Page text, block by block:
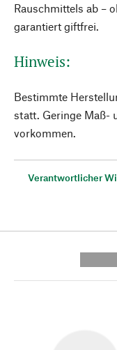
Rauschmittels ab –
garantiert giftfrei.
Hinweis:
Bestimmte
statt. Geringe Maß-
vorkommen.
Verantwortlicher